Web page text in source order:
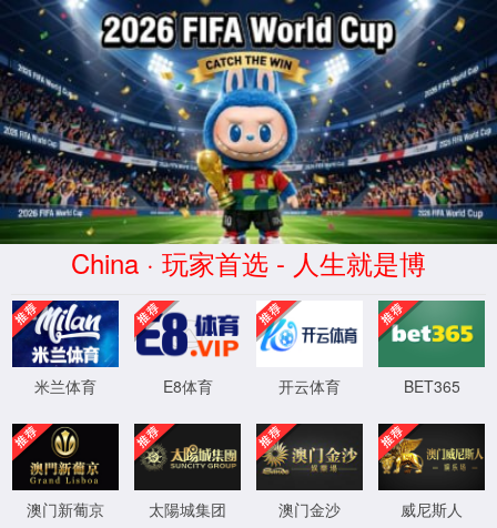
XML 地图